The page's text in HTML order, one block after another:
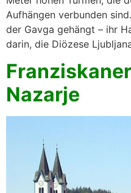
Aufhängen verbunden
der Gavga gehängt – ihr
darin, die Diözese
Nazarje